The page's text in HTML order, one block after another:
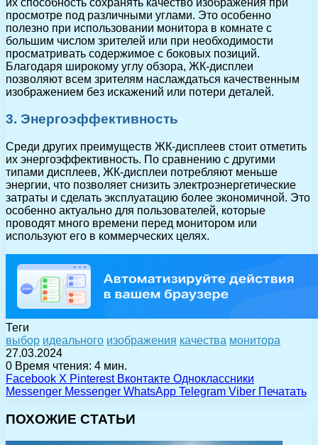
просмотре под различными углами. Это особенно
полезно при использовании монитора в комнате с
большим числом зрителей или при необходимости
просматривать содержимое с боковых позиций.
Благодаря широкому углу обзора, ЖК-дисплеи
позволяют всем зрителям наслаждаться качественным
изображением без искажений или потери деталей.
3. Энергоэффективность
Среди других преимуществ ЖК-дисплеев стоит отметить
их энергоэффективность. По сравнению с другими
типами дисплеев, ЖК-дисплеи потребляют меньше
энергии, что позволяет снизить электроэнергетические
затраты и сделать эксплуатацию более экономичной. Это
особенно актуально для пользователей, которые
проводят много времени перед монитором или
используют его в коммерческих целях.
Теги
выбор идеального изображения качества монитора
27.03.2024
0 Время чтения: 4 мин.
Facebook X Pinterest Вконтакте Одноклассники
Messenger Messenger WhatsApp Telegram Viber Печатать
ПОХОЖИЕ СТАТЬИ